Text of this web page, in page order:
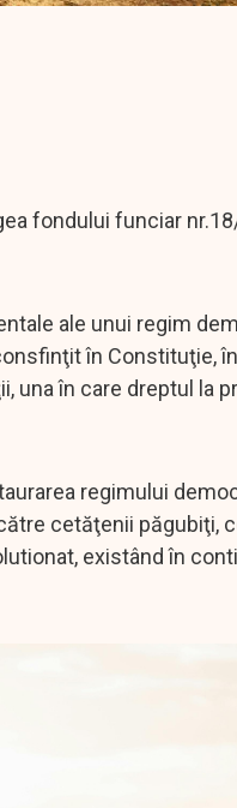
fondului funciar
ale unui regim
în Constituţie,
una în care dreptul la
regimului
cetăţenii păgubiţi,
existând în